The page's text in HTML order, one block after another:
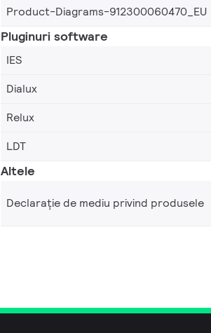
Product-Diagrams-912300060470_EU
Pluginuri software
IES
Dialux
Relux
LDT
Altele
Declarație de mediu privind produsele